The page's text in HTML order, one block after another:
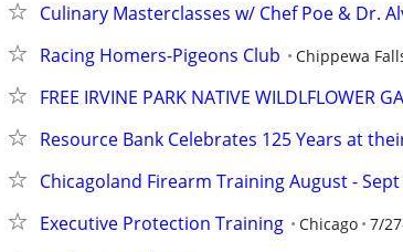
Culinary Masterclasses w/ Chef Poe & Dr.
Racing Homers-Pigeons Club Chippewa
FREE IRVINE PARK NATIVE WILDLFLOWER
Resource Bank Celebrates 125 Years at
Chicagoland Firearm Training August - Sept
Executive Protection Training Chicago 7/